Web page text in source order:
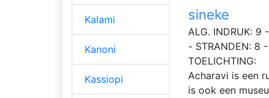
sineke
ALG. INDRUK: 9
- STRANDEN: 8
TOELICHTING:
Acharavi is een
is ook een
Kalami
Kanoni
Kassiopi